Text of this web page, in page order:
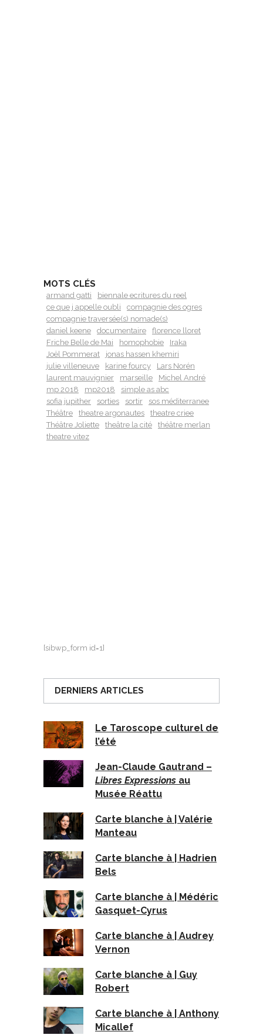
MOTS CLÉS
armand gatti
biennale ecritures du reel
ce que j appelle oubli
compagnie des ogres
compagnie traversée(s) nomade(s)
daniel keene
documentaire
florence lloret
Friche Belle de Mai
homophobie
Iraka
Joël Pommerat
jonas hassen khemiri
julie villeneuve
karine fourcy
Lars Norén
laurent mauvignier
marseille
Michel André
mp 2018
mp2018
simple as abc
sofia jupither
sorties sortir
sos méditerranee
Théâtre
theatre argonautes
theatre criee
Théâtre Joliette
theâtre la cité
théâtre merlan
theatre vitez
[sibwp_form id=1]
DERNIERS ARTICLES
Le Taroscope culturel de
l’été
Jean-Claude Gautrand –
Libres Expressions au
Musée Réattu
Carte blanche à | Valérie
Manteau
Carte blanche à | Hadrien
Bels
Carte blanche à | Médéric
Gasquet-Cyrus
Carte blanche à | Audrey
Vernon
Carte blanche à | Guy
Robert
Carte blanche à | Anthony
Micallef